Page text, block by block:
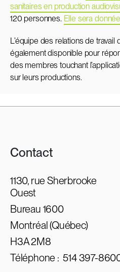
sanitaires en production
120 personnes. Elle sera
L’équipe des relations de travail
également disponible pour
des membres touchant
sur leurs productions.
Contact
1130, rue Sherbrooke
Ouest
Bureau 1600
Montréal (Québec)
H3A 2M8
Téléphone :514 397-